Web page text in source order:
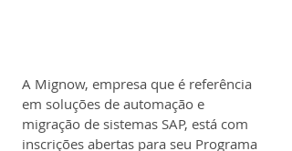
A Mignow, empresa que é referência
em soluções de automação e
migração de sistemas SAP, está com
inscrições abertas para seu Programa